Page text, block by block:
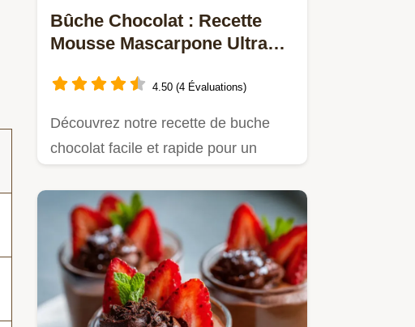
Bûche Chocolat : Recette
Mousse Mascarpone Ultra
4.50 (4 Évaluations)
Découvrez notre recette de buche
chocolat facile et rapide pour un